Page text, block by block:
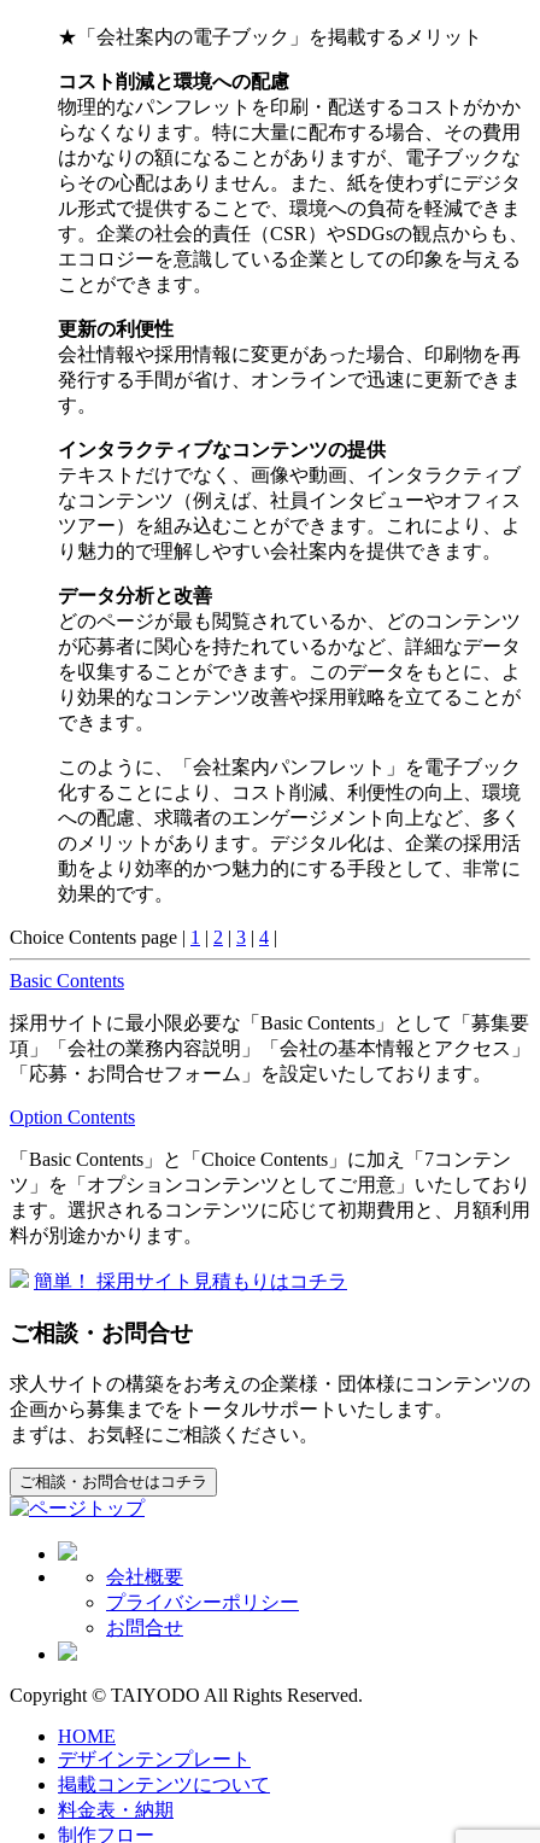
★「会社案内の電子ブック」を掲載するメリット
コスト削減と環境への配慮
物理的なパンフレットを印刷・配送するコストがかか
らなくなります。特に大量に配布する場合、その費用
はかなりの額になることがありますが、電子ブックな
らその心配はありません。また、紙を使わずにデジタ
ル形式で提供することで、環境への負荷を軽減できま
す。企業の社会的責任（CSR）やSDGsの観点からも、
エコロジーを意識している企業としての印象を与える
ことができます。
更新の利便性
会社情報や採用情報に変更があった場合、印刷物を再
発行する手間が省け、オンラインで迅速に更新できま
す。
インタラクティブなコンテンツの提供
テキストだけでなく、画像や動画、インタラクティブ
なコンテンツ（例えば、社員インタビューやオフィス
ツアー）を組み込むことができます。これにより、よ
り魅力的で理解しやすい会社案内を提供できます。
データ分析と改善
どのページが最も閲覧されているか、どのコンテンツ
が応募者に関心を持たれているかなど、詳細なデータ
を収集することができます。このデータをもとに、よ
り効果的なコンテンツ改善や採用戦略を立てることが
できます。
このように、「会社案内パンフレット」を電子ブック
化することにより、コスト削減、利便性の向上、環境
への配慮、求職者のエンゲージメント向上など、多く
のメリットがあります。デジタル化は、企業の採用活
動をより効率的かつ魅力的にする手段として、非常に
効果的です。
Choice Contents page | 1 | 2 | 3 | 4 |
Basic Contents
採用サイトに最小限必要な「Basic Contents」として「募集要
項」「会社の業務内容説明」「会社の基本情報とアクセス」
「応募・お問合せフォーム」を設定いたしております。
Option Contents
「Basic Contents」と「Choice Contents」に加え「7コンテン
ツ」を「オプションコンテンツとしてご用意」いたしており
ます。選択されるコンテンツに応じて初期費用と、月額利用
料が別途かかります。
簡単！ 採用サイト見積もりはコチラ
ご相談・お問合せ
求人サイトの構築をお考えの企業様・団体様にコンテンツの
企画から募集までをトータルサポートいたします。
まずは、お気軽にご相談ください。
ご相談・お問合せはコチラ
会社概要
プライバシーポリシー
お問合せ
Copyright © TAIYODO All Rights Reserved.
HOME
デザインテンプレート
掲載コンテンツについて
料金表・納期
制作フロー